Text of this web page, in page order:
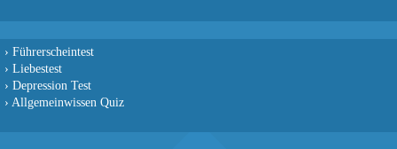
› Führerscheintest
› Liebestest
› Depression Test
› Allgemeinwissen Quiz